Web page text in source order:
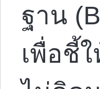
ฐาน
เพื่อชี้